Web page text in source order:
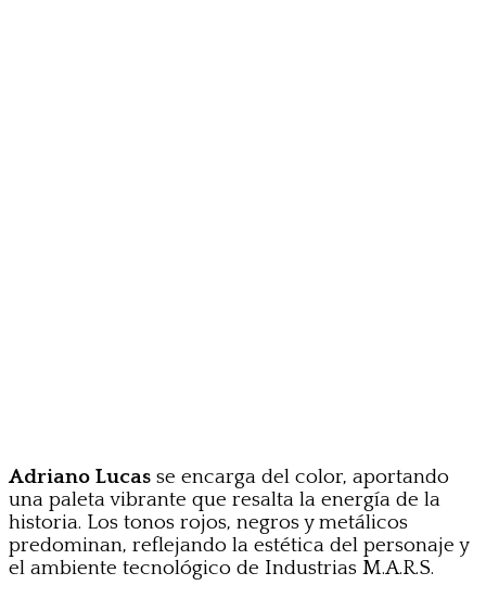
Adriano Lucas se encarga del color, aportando
una paleta vibrante que resalta la energía de la
historia. Los tonos rojos, negros y metálicos
predominan, reflejando la estética del personaje y
el ambiente tecnológico de Industrias M.A.R.S.